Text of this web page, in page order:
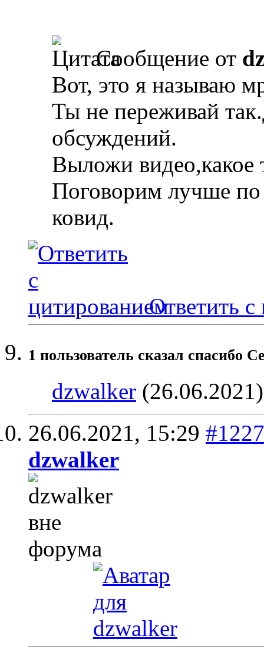
Сообщение от
Вот, это я называю
Ты не переживай
обсуждений.
Выложи видео,какое
Поговорим лучше по
ковид.
Ответить с
1 пользователь сказал cпасибо
dzwalker (26.06.2021)
26.06.2021, 15:29
dzwalker